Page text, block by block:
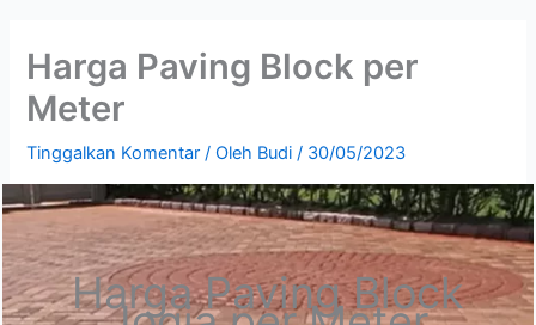
Harga Paving Block per
Meter
Tinggalkan Komentar / Oleh Budi/ 30/05/2023
Harga Paving Block